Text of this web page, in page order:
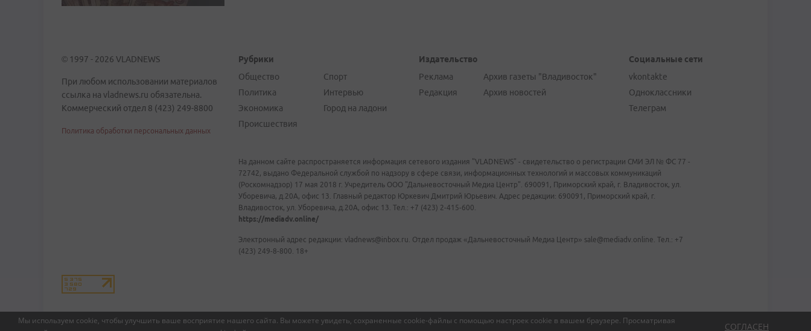
Мы используем cookie, чтобы улучшить ваше восприятие нашего сайта. Вы можете увидеть, сохраненные cookie-файлы с помощью настроек cookie в вашем браузере. Просматривая
СОГЛАСЕН
© 1997 - 2026 VLADNEWS
При любом использовании материалов
ссылка на vladnews.ru обязательна.
Коммерческий отдел 8 (423) 249-8800
Политика обработки персональных данных
Рубрики
Общество
Политика
Экономика
Происшествия
Спорт
Интервью
Город на ладони
Издательство
Реклама
Редакция
Архив газеты "Владивосток"
Архив новостей
Социальные сети
vkontakte
Одноклассники
Телеграм
На данном сайте распространяется информация сетевого издания "VLADNEWS" - свидетельство о регистрации СМИ ЭЛ № ФС 77 -
72742, выдано Федеральной службой по надзору в сфере связи, информационных технологий и массовых коммуникаций
(Роскомнадзор) 17 мая 2018 г. Учредитель ООО "Дальневосточный Медиа Центр". 690091, Приморский край, г. Владивосток, ул.
Уборевича, д.20А, офис 13. Главный редактор Юркевич Дмитрий Юрьевич. Адрес редакции: 690091, Приморский край, г.
Владивосток, ул. Уборевича, д.20А, офис 13. Тел.: +7 (423) 2-415-600.
https://mediadv.online/
Электронный адрес редакции: vladnews@inbox.ru. Отдел продаж «Дальневосточный Медиа Центр» sale@mediadv.online. Тел.: +7
(423) 249-8-800. 18+